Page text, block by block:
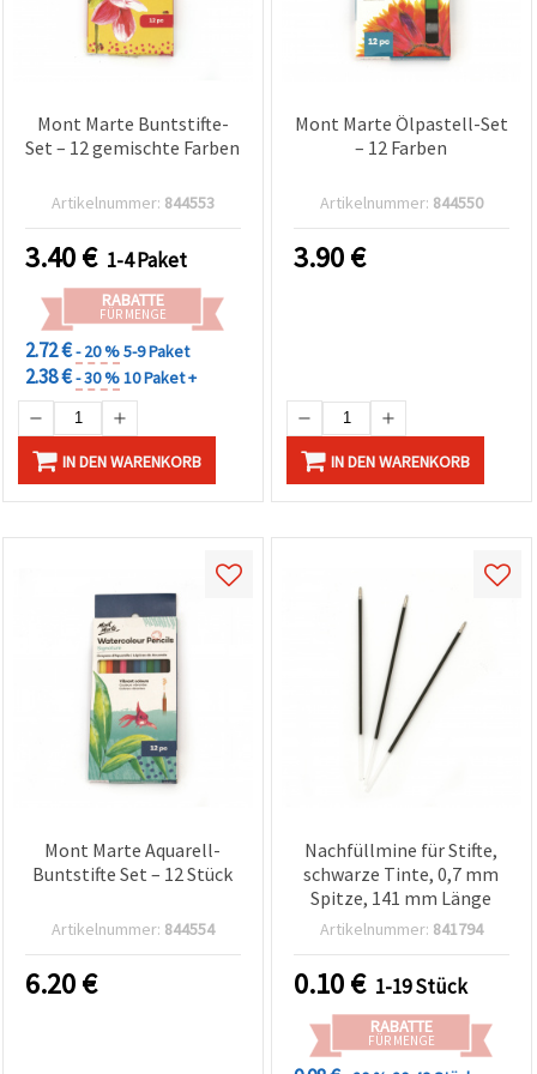
Mont Marte Buntstifte-
Set – 12 gemischte Farben
Artikelnummer: 844553
3.40€ 1-4 Paket
RABATTE
FÜR MENGE
2.72 €- 20 %5-9 Paket
2.38 €- 30 %10 Paket +
IN DEN WARENKORB
Mont Marte Ölpastell-Set
– 12 Farben
Artikelnummer: 844550
3.90€
IN DEN WARENKORB
Mont Marte Aquarell-
Buntstifte Set – 12 Stück
Artikelnummer: 844554
6.20€
Nachfüllmine für Stifte,
schwarze Tinte, 0,7 mm
Spitze, 141 mm Länge
Artikelnummer: 841794
0.10€ 1-19 Stück
RABATTE
FÜR MENGE